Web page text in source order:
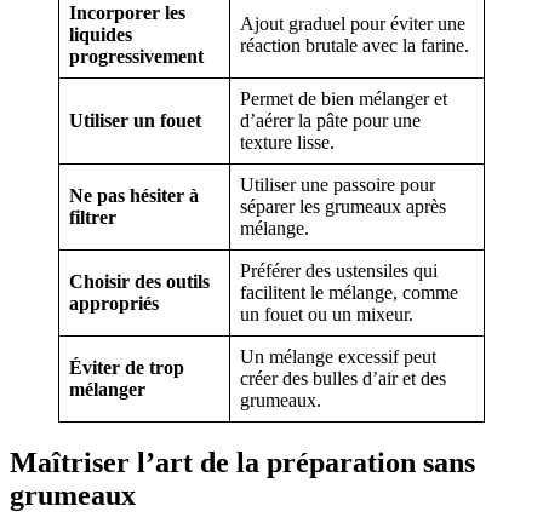
Incorporer les
liquides
progressivement
Ajout graduel pour éviter une
réaction brutale avec la farine.
Utiliser un fouet
Permet de bien mélanger et
d’aérer la pâte pour une
texture lisse.
Ne pas hésiter à
filtrer
Utiliser une passoire pour
séparer les grumeaux après
mélange.
Choisir des outils
appropriés
Préférer des ustensiles qui
facilitent le mélange, comme
un fouet ou un mixeur.
Éviter de trop
mélanger
Un mélange excessif peut
créer des bulles d’air et des
grumeaux.
Maîtriser l’art de la préparation sans
grumeaux